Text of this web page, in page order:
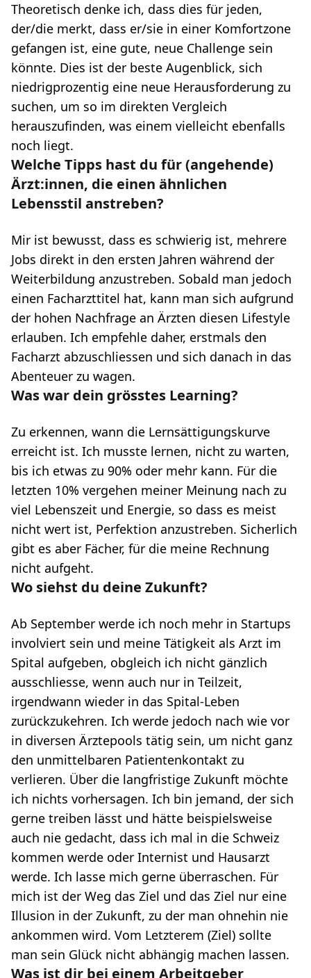
Theoretisch denke ich, dass dies für jeden,
der/die merkt, dass er/sie in einer Komfortzone
gefangen ist, eine gute, neue Challenge sein
könnte. Dies ist der beste Augenblick, sich
niedrigprozentig eine neue Herausforderung zu
suchen, um so im direkten Vergleich
herauszufinden, was einem vielleicht ebenfalls
noch liegt.
Welche Tipps hast du für (angehende)
Ärzt:innen, die einen ähnlichen
Lebensstil anstreben?
Mir ist bewusst, dass es schwierig ist, mehrere
Jobs direkt in den ersten Jahren während der
Weiterbildung anzustreben. Sobald man jedoch
einen Facharzttitel hat, kann man sich aufgrund
der hohen Nachfrage an Ärzten diesen Lifestyle
erlauben. Ich empfehle daher, erstmals den
Facharzt abzuschliessen und sich danach in das
Abenteuer zu wagen.
Was war dein grösstes Learning?
Zu erkennen, wann die Lernsättigungskurve
erreicht ist. Ich musste lernen, nicht zu warten,
bis ich etwas zu 90% oder mehr kann. Für die
letzten 10% vergehen meiner Meinung nach zu
viel Lebenszeit und Energie, so dass es meist
nicht wert ist, Perfektion anzustreben. Sicherlich
gibt es aber Fächer, für die meine Rechnung
nicht aufgeht.
Wo siehst du deine Zukunft?
Ab September werde ich noch mehr in Startups
involviert sein und meine Tätigkeit als Arzt im
Spital aufgeben, obgleich ich nicht gänzlich
ausschliesse, wenn auch nur in Teilzeit,
irgendwann wieder in das Spital-Leben
zurückzukehren. Ich werde jedoch nach wie vor
in diversen Ärztepools tätig sein, um nicht ganz
den unmittelbaren Patientenkontakt zu
verlieren. Über die langfristige Zukunft möchte
ich nichts vorhersagen. Ich bin jemand, der sich
gerne treiben lässt und hätte beispielsweise
auch nie gedacht, dass ich mal in die Schweiz
kommen werde oder Internist und Hausarzt
werde. Ich lasse mich gerne überraschen. Für
mich ist der Weg das Ziel und das Ziel nur eine
Illusion in der Zukunft, zu der man ohnehin nie
ankommen wird. Vom Letzterem (Ziel) sollte
man sein Glück nicht abhängig machen lassen.
Was ist dir bei einem Arbeitgeber